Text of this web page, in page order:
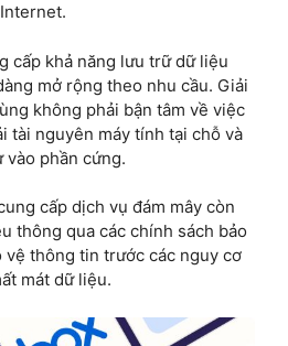
cấp khả năng lưu trữ dữ liệu
mở rộng theo nhu cầu. Giải
không phải bận tâm về việc
tài nguyên máy tính tại chỗ và
phần cứng.
cấp dịch vụ đám mây còn
thông qua các chính sách bảo
vệ thông tin trước các nguy cơ
mát dữ liệu.